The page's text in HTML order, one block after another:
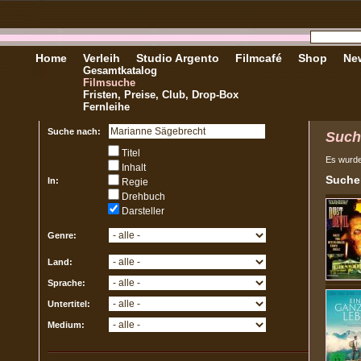
Home Verleih
Gesamtkatalog
Filmsuche
Fristen, Preise, Club, Drop-Box
Fernleihe
Studio Argento Filmcafé Shop
Suche nach:
In:
Titel
Inhalt
Regie
Drehbuch
Darsteller
Genre:
Land:
Sprache:
Untertitel:
Medium:
Es